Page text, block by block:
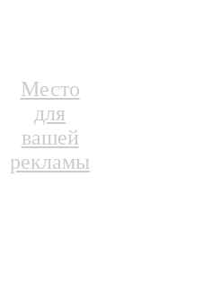
Место
для
вашей
рекламы